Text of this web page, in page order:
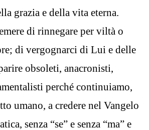
grazia e della vita eterna.
di rinnegare per viltà o
di vergognarci di Lui e delle
obsoleti, anacronisti,
perché continuiamo,
umano, a credere nel Vangelo
senza “se” e senza “ma” e